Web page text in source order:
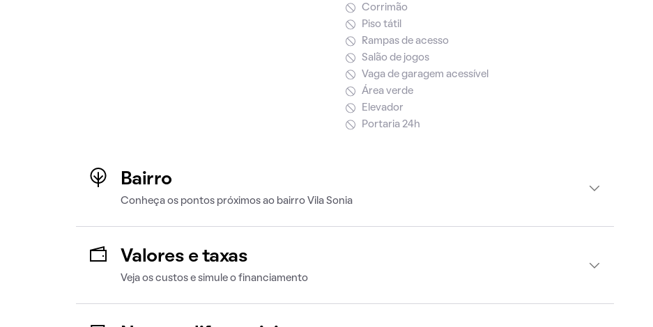
Corrimão
Piso tátil
Rampas de acesso
Salão de jogos
Vaga de garagem acessível
Área verde
Elevador
Portaria 24h
Bairro
Conheça os pontos próximos ao bairro Vila Sonia
Valores e taxas
Veja os custos e simule o financiamento